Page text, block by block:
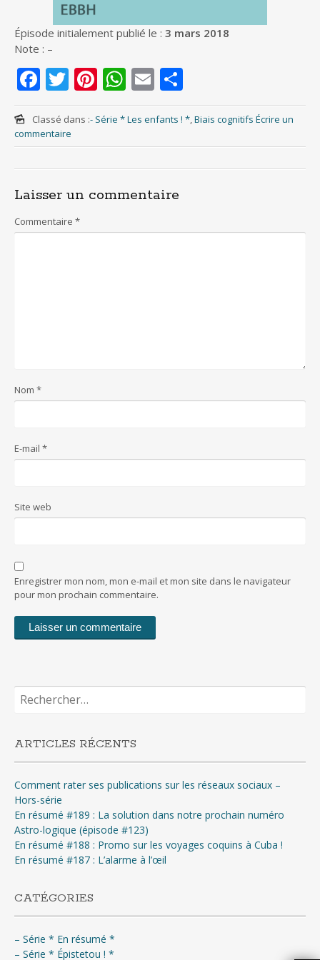
Épisode initialement publié le : 3 mars 2018
Note : –
F
ac
e
b
o
o
k
T
w
itt
er
Pi
nt
er
e
st
W
h
at
s
A
p
E
m
ai
l
h
ar
e
Classé dans :- Série * Les enfants ! *, Biais cognitifs Écrire un
commentaire
Laisser un commentaire
Commentaire *
Nom *
E-mail *
Site web
Enregistrer mon nom, mon e-mail et mon site dans le navigateur
pour mon prochain commentaire.
Rechercher :
ARTICLES RÉCENTS
Comment rater ses publications sur les réseaux sociaux –
Hors-série
En résumé #189 : La solution dans notre prochain numéro
Astro-logique (épisode #123)
En résumé #188 : Promo sur les voyages coquins à Cuba !
En résumé #187 : L’alarme à l’œil
CATÉGORIES
– Série * En résumé *
– Série * Épistetou ! *